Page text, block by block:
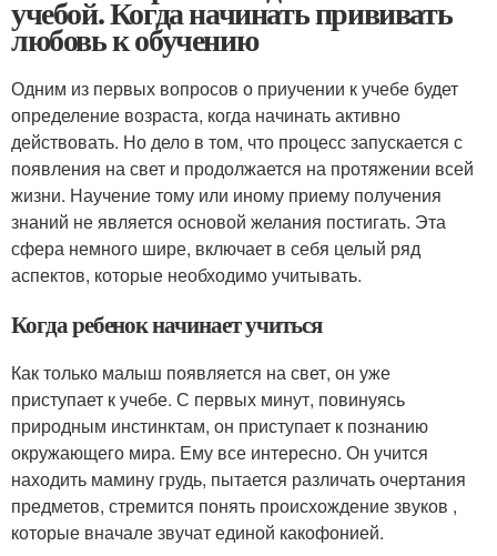
учебой. Когда начинать прививать
любовь к обучению
Одним из первых вопросов о приучении к учебе будет
определение возраста, когда начинать активно
действовать. Но дело в том, что процесс запускается с
появления на свет и продолжается на протяжении всей
жизни. Научение тому или иному приему получения
знаний не является основой желания постигать. Эта
сфера немного шире, включает в себя целый ряд
аспектов, которые необходимо учитывать.
Когда ребенок начинает учиться
Как только малыш появляется на свет, он уже
приступает к учебе. С первых минут, повинуясь
природным инстинктам, он приступает к познанию
окружающего мира. Ему все интересно. Он учится
находить мамину грудь, пытается различать очертания
предметов, стремится понять происхождение звуков ,
которые вначале звучат единой какофонией.